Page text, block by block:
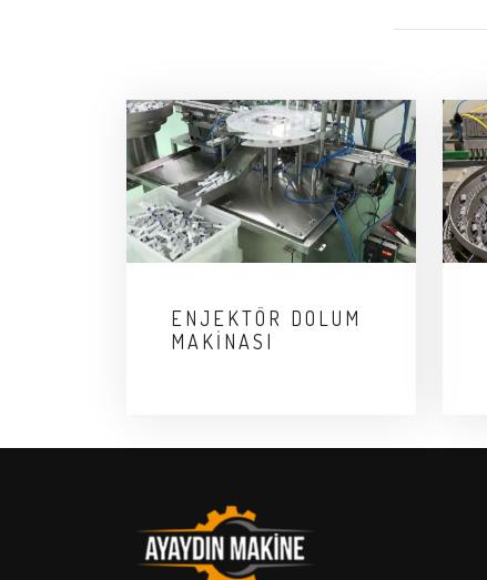
ENJEKTÖR DOLUM
MAKINASI